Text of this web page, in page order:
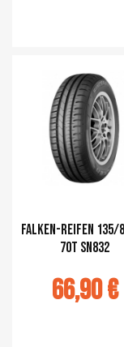
Falken-Reifen 135/
70T SN832
66,90 €